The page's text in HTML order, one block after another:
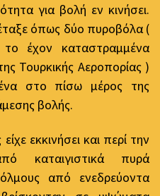
για βολή εν κινήσει.
όπως δύο πυροβόλα (
έχον καταστραμμένα
Τουρκικής Αεροπορίας )
στο πίσω μέρος της
βολής.
εκκινήσει και περί την
καταιγιστικά πυρά
από ενεδρεύοντα